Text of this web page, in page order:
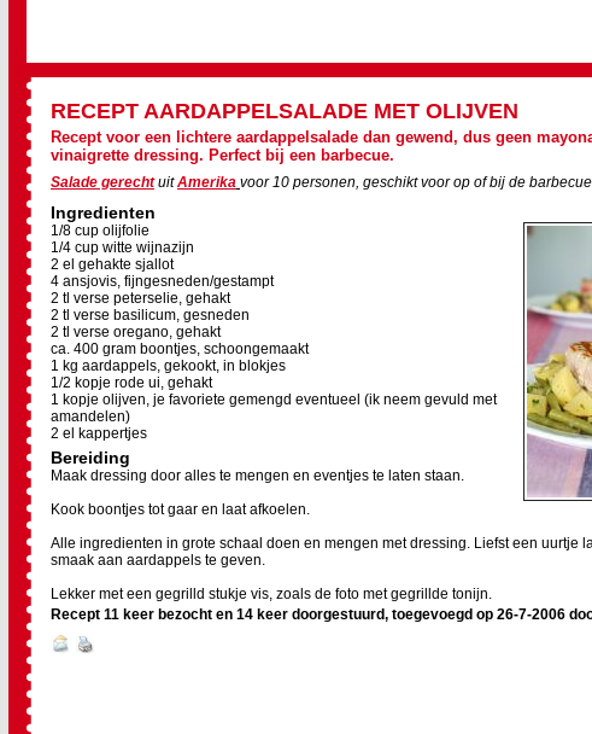
RECEPT AARDAPPELSALADE MET OLIJVEN
Recept voor een lichtere aardappelsalade dan gewend, dus geen
vinaigrette dressing. Perfect bij een barbecue.
Salade gerechtuitAmerika voor10 personen, geschikt voor op of bij de
Ingredienten
1/8 cup olijfolie
1/4 cup witte wijnazijn
2 el gehakte sjallot
4 ansjovis, fijngesneden/gestampt
2 tl verse peterselie, gehakt
2 tl verse basilicum, gesneden
2 tl verse oregano, gehakt
ca. 400 gram boontjes, schoongemaakt
1 kg aardappels, gekookt, in blokjes
1/2 kopje rode ui, gehakt
1 kopje olijven, je favoriete gemengd eventueel (ik neem gevuld met
amandelen)
2 el kappertjes
Bereiding
Maak dressing door alles te mengen en eventjes te laten staan.
Kook boontjes tot gaar en laat afkoelen.
Alle ingredienten in grote schaal doen en mengen met dressing. Liefst een uurtje
smaak aan aardappels te geven.
Lekker met een gegrilld stukje vis, zoals de foto met gegrillde tonijn.
Recept 11 keer bezocht en 14 keer doorgestuurd, toegevoegd op 26-7-2006